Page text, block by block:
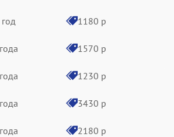
1180 р
1570 р
1230 р
3430 р
2180 р